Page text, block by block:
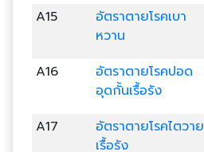
A15
อัตราตายโรคเบา
หวาน
A16
อัตราตายโรคปอด
อุดกั้นเรื้อรัง
A17
อัตราตายโรคไตวาย
เรื้อรัง